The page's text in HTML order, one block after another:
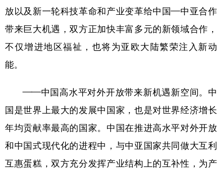
放以及新一轮科技革命和产业变革给中国—中亚合作
带来巨大机遇，双方正加快丰富多元的新领域合作，
不仅增进地区福祉，也将为亚欧大陆繁荣注入新动
能。
——中国高水平对外开放带来新机遇新空间。中
国是世界上最大的发展中国家，也是对世界经济增长
年均贡献率最高的国家。中国在推进高水平对外开放
和中国式现代化的进程中，与中亚国家共同做大互利
互惠蛋糕，双方充分发挥产业结构上的互补性，为产